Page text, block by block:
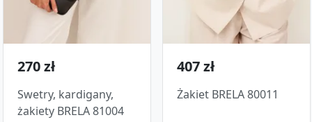
270 zł
Swetry, kardigany,
żakiety BRELA 81004
407 zł
Żakiet BRELA 80011